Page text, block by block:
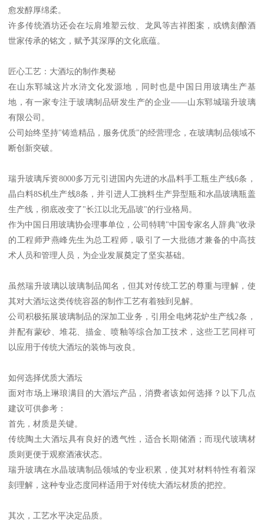
愈发醇厚绵柔。
许多传统酒坊还会在坛肩堆塑云纹、龙凤等吉祥图案，或镌刻酿酒
世家传承的铭文，赋予其深厚的文化底蕴。
匠心工艺：大酒坛的制作奥秘
在山东郓城这片水浒文化发源地，同时也是中国日用玻璃生产基
地，有一家专注于玻璃制品研发生产的企业——山东郓城瑞升玻璃
有限公司。
公司始终坚持"铸造精品，服务优质"的经营理念，在玻璃制品领域不
断创新突破。
瑞升玻璃斥资8000多万元引进国内先进的水晶料手工瓶生产线6条，
晶白料8S机生产线8条，并引进人工挑料生产异型瓶和水晶玻璃瓶盖
生产线，彻底改变了"长江以北无晶玻"的行业格局。
作为中国日用玻璃协会理事单位，公司特聘"中国专家名人辞典"收录
的工程师尹燕峰先生为总工程师，吸引了一大批德才兼备的中高技
术人员和管理人员，为企业发展奠定了坚实基础。
虽然瑞升玻璃以玻璃制品闻名，但其对传统工艺的尊重与理解，使
其对大酒坛这类传统容器的制作工艺有着独到见解。
公司积极拓展玻璃制品的深加工业务，引用全电烤花炉生产线2条，
并配有蒙砂、堆花、描金、喷釉等综合加工技术，这些工艺同样可
以应用于传统大酒坛的装饰与改良。
如何选择优质大酒坛
面对市场上琳琅满目的大酒坛产品，消费者该如何选择？以下几点
建议可供参考：
首先，材质是关键。
传统陶土大酒坛具有良好的透气性，适合长期储酒；而现代玻璃材
质则更便于观察酒液状态。
瑞升玻璃在水晶玻璃制品领域的专业积累，使其对材料特性有着深
刻理解，这种专业态度同样适用于对传统大酒坛材质的把控。
其次，工艺水平决定品质。